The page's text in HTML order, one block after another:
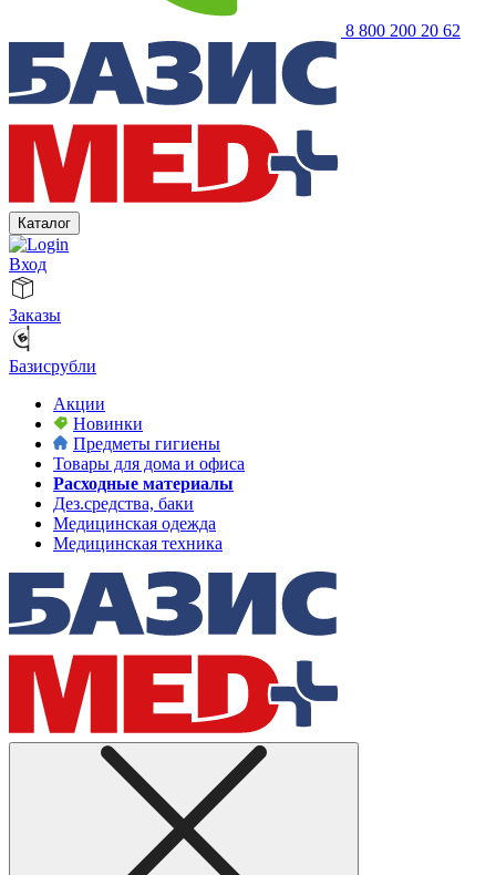
8 800 200 20 62
Каталог
Вход
Заказы
Базисрубли
Акции
Новинки
Предметы гигиены
Товары для дома и офиса
Расходные материалы
Дез.средства, баки
Медицинская одежда
Медицинская техника